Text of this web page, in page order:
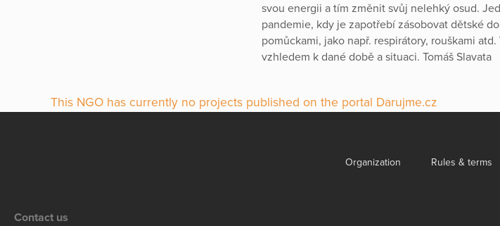
svou energii a tím změnit svůj nelehký osud.
pandemie, kdy je zapotřebí zásobovat dětské
pomůckami, jako např. respirátory, rouškami
vzhledem k dané době a situaci. Tomáš Slavata
This NGO has currently no projects published on the portal Darujme.cz
Organization Rules & terms
Contact us